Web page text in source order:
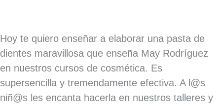
Hoy te quiero enseñar a elaborar una pasta de
dientes maravillosa que enseña May Rodríguez
en nuestros cursos de cosmética. Es
supersencilla y tremendamente efectiva. A l@s
niñ@s les encanta hacerla en nuestros talleres y
ecológica